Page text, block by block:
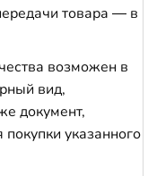
товара — в
возможен в
вид,
документ,
указанного